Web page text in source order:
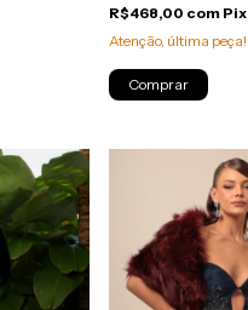
R$468,00 com Pix
Atenção, última peça!
Comprar